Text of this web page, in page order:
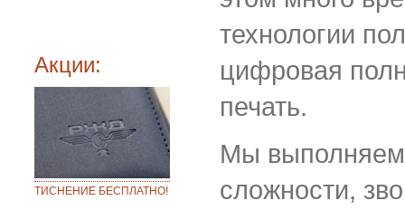
Акции:
ТИСНЕНИЕ БЕСПЛАТНО!
технологии
цифровая
печать.
Мы
сложности,